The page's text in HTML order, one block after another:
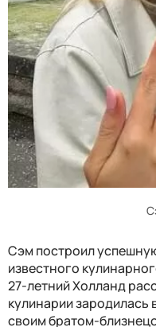
Сэм построил
известного
27-летний Холланд
кулинарии зародилась
своим братом-